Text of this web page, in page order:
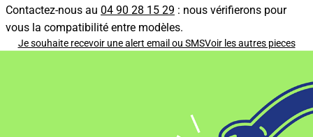
Contactez-nous au 04 90 28 15 29 : nous vérifierons pour
vous la compatibilité entre modèles.
Je souhaite recevoir une alert email ou SMSVoir les autres pieces